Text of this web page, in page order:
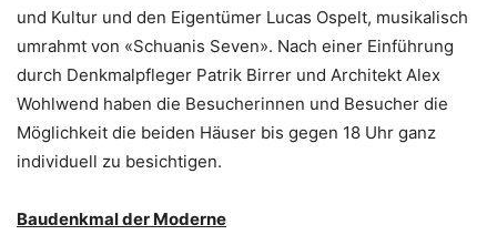
und Kultur und den Eigentümer Lucas Ospelt, musikalisch
umrahmt von «Schuanis Seven». Nach einer Einführung
durch Denkmalpfleger Patrik Birrer und Architekt Alex
Wohlwend haben die Besucherinnen und Besucher die
Möglichkeit die beiden Häuser bis gegen 18 Uhr ganz
individuell zu besichtigen.
Baudenkmal der Moderne